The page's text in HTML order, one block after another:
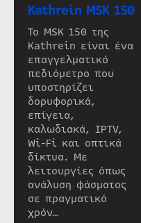
Kathrein MSK 150
Το MSK 150 της
Kathrein είναι ένα
επαγγελματικό
πεδιόμετρο που
υποστηρίζει
δορυφορικά,
επίγεια,
καλωδιακά, IPTV,
Wi-Fi και οπτικά
δίκτυα. Με
λειτουργίες όπως
ανάλυση φάσματος
σε πραγματικό
χρόν…